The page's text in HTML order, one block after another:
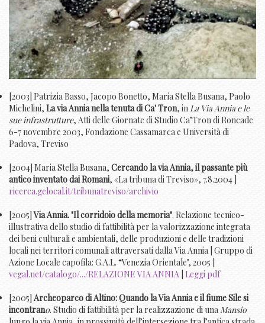
[2003] Patrizia Basso, Jacopo Bonetto, Maria Stella Busana, Paolo
Michelini, La via Annia nella tenuta di Ca' Tron, inLa Via Annia e le
sue infrastrutture, Atti delle Giornate di Studio Ca’Tron di Roncade
6-7 novembre 2003, Fondazione Cassamarca e Università di
Padova, Treviso
[2004] Maria Stella Busana, Cercando la via Annia, il passante più
antico inventato dai Romani, «La tribuna di Treviso», 7.8.2004 |
ricerca.gelocal.it/tribunatreviso/archivio
[2005]Via Annia. "Il corridoio della memoria". Relazione tecnico-
illustrativa dello studio di fattibilità per la valorizzazione integrata
dei beni culturali e ambientali, delle produzioni e delle tradizioni
locali nei territori comunali attraversati dalla Via Annia | Gruppo di
Azione Locale capofila: G.A.L. “Venezia Orientale", 2005 |
vegal.net/catalogo/.../RELAZIONE VIA ANNIA Leggi pdf
[2005] Archeoparco di Altino: Quando la Via Annia e il fiume Sile si
incontrano. Studio di fattibilità per la realizzazione di unaMansio